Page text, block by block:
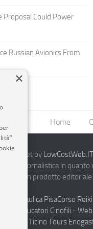
Proposal Could Power
Russian Avionics From
Home
Internet by
giornalistica in
un prodotto
Termoidraulica PisaCorso
Educatori Cinofili -
Canton Ticino Tours
×